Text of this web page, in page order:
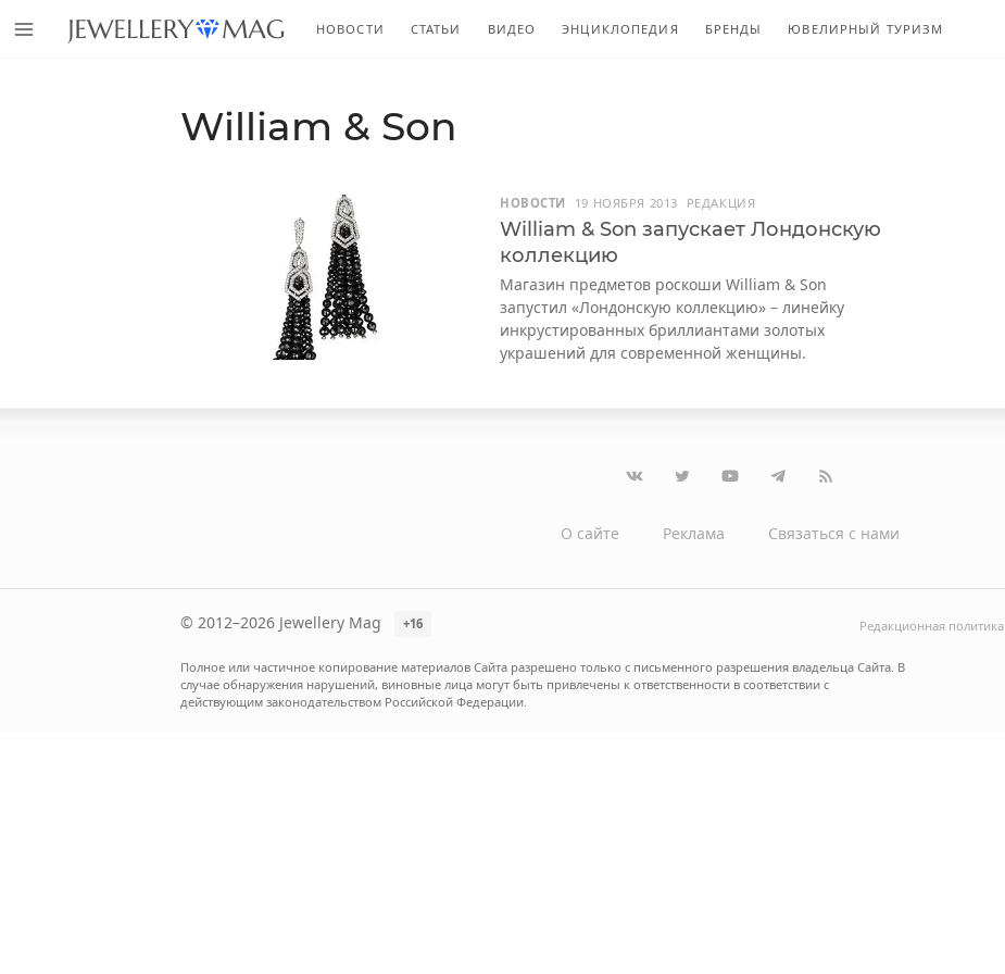
НОВОСТИ СТАТЬИ ВИДЕО ЭНЦИКЛОПЕДИЯ БРЕНДЫ ЮВЕЛИРНЫЙ ТУРИЗМ
William & Son
НОВОСТИ 19 НОЯБРЯ 2013 РЕДАКЦИЯ
William & Son запускает Лондонскую
коллекцию
Магазин предметов роскоши William & Son
запустил «Лондонскую коллекцию» – линейку
инкрустированных бриллиантами золотых
украшений для современной женщины.
О сайте Реклама Связаться с нами
© 2012–2026 Jewellery Mag +16 Редакционная политика
Полное или частичное копирование материалов Сайта разрешено только с письменного разрешения владельца Сайта. В
случае обнаружения нарушений, виновные лица могут быть привлечены к ответственности в соответствии с
действующим законодательством Российской Федерации.